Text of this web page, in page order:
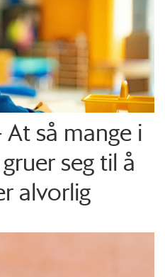
så mange i
seg til å
alvorlig